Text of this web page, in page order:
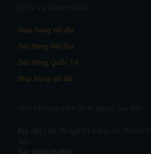
DỊCH VỤ GIAO HÀNG
Giao hàng nội địa
Gửi Hàng Nội Địa
Gửi Hàng Quốc Tế
Ship hàng nội địa
VĂN PHÒNG AIRPORTCARGO HÀ NỘI